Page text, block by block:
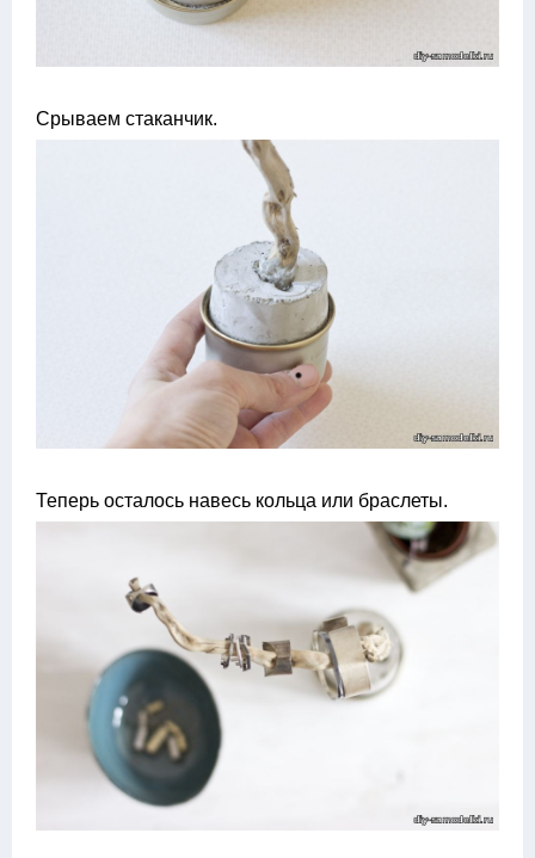
Срываем стаканчик.
Теперь осталось навесь кольца или браслеты.